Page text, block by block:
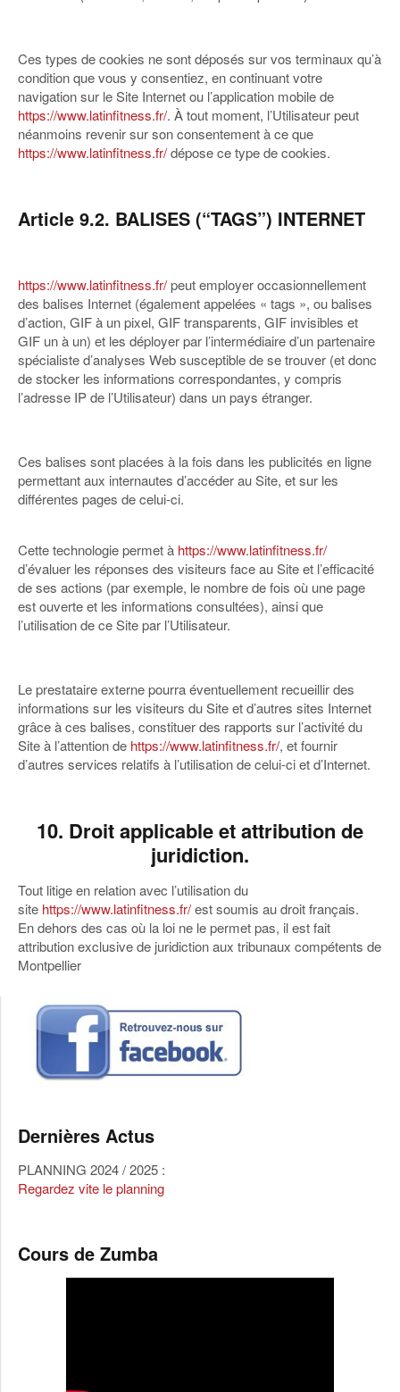
Ces types de cookies ne sont déposés sur vos terminaux qu’à
condition que vous y consentiez, en continuant votre
navigation sur le Site Internet ou l’application mobile de
https://www.latinfitness.fr/. À tout moment, l’Utilisateur peut
néanmoins revenir sur son consentement à ce que
https://www.latinfitness.fr/dépose ce type de cookies.
Article 9.2. BALISES (“TAGS”) INTERNET
https://www.latinfitness.fr/peut employer occasionnellement
des balises Internet (également appelées « tags », ou balises
d’action, GIF à un pixel, GIF transparents, GIF invisibles et
GIF un à un) et les déployer par l’intermédiaire d’un partenaire
spécialiste d’analyses Web susceptible de se trouver (et donc
de stocker les informations correspondantes, y compris
l’adresse IP de l’Utilisateur) dans un pays étranger.
Ces balises sont placées à la fois dans les publicités en ligne
permettant aux internautes d’accéder au Site, et sur les
différentes pages de celui-ci.
Cette technologie permet à https://www.latinfitness.fr/
d’évaluer les réponses des visiteurs face au Site et l’efficacité
de ses actions (par exemple, le nombre de fois où une page
est ouverte et les informations consultées), ainsi que
l’utilisation de ce Site par l’Utilisateur.
Le prestataire externe pourra éventuellement recueillir des
informations sur les visiteurs du Site et d’autres sites Internet
grâce à ces balises, constituer des rapports sur l’activité du
Site à l’attention de https://www.latinfitness.fr/, et fournir
d’autres services relatifs à l’utilisation de celui-ci et d’Internet.
10. Droit applicable et attribution de
juridiction.
Tout litige en relation avec l’utilisation du
site https://www.latinfitness.fr/est soumis au droit français.
En dehors des cas où la loi ne le permet pas, il est fait
attribution exclusive de juridiction aux tribunaux compétents de
Montpellier
Dernières Actus
PLANNING 2024 / 2025 :
Regardez vite le planning
Cours de Zumba